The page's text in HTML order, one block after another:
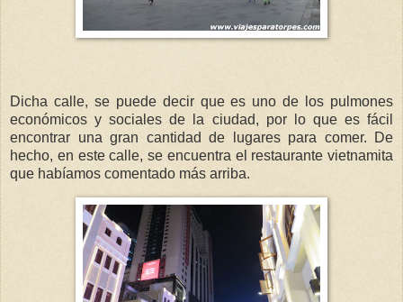
Dicha calle, se puede decir que es uno de los pulmones
económicos y sociales de la ciudad, por lo que es fácil
encontrar una gran cantidad de lugares para comer. De
hecho, en este calle, se encuentra el restaurante vietnamita
que habíamos comentado más arriba.